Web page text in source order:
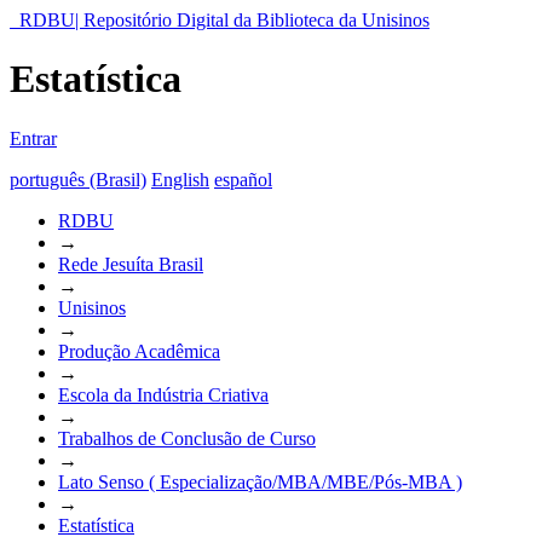
RDBU| Repositório Digital da Biblioteca da Unisinos
Estatística
Entrar
português (Brasil) English español
RDBU
→
Rede Jesuíta Brasil
→
Unisinos
→
Produção Acadêmica
→
Escola da Indústria Criativa
→
Trabalhos de Conclusão de Curso
→
Lato Senso ( Especialização/MBA/MBE/Pós-MBA )
→
Estatística